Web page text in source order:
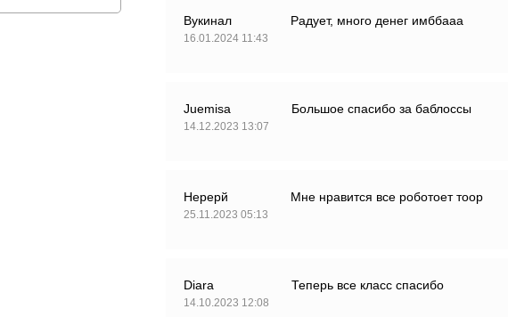
Вукинал
16.01.2024 11:43
Радует, много денег имббааа
Juemisa
14.12.2023 13:07
Большое спасибо за баблоссы
Нерерй
25.11.2023 05:13
Мне нравится все роботоет тоор
Diara
14.10.2023 12:08
Теперь все класс спасибо